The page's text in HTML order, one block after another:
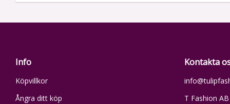
Info
Köpvillkor
Ångra ditt köp
Kontakta
T Fashion AB